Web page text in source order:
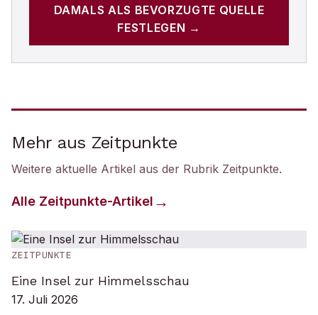
DAMALS ALS BEVORZUGTE QUELLE
FESTLEGEN →
Mehr aus Zeitpunkte
Weitere aktuelle Artikel aus der Rubrik Zeitpunkte.
Alle Zeitpunkte-Artikel
ZEITPUNKTE
Eine Insel zur Himmelsschau
17. Juli 2026